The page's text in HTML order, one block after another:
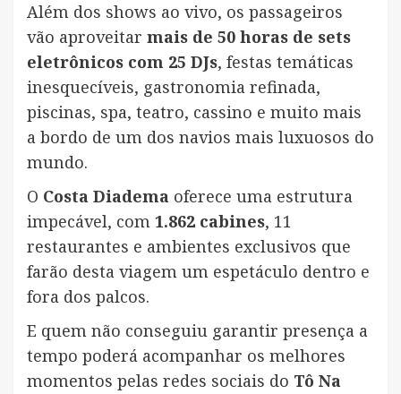
Além dos shows ao vivo, os passageiros
vão aproveitar mais de 50 horas de sets
eletrônicos com 25 DJs, festas temáticas
inesquecíveis, gastronomia refinada,
piscinas, spa, teatro, cassino e muito mais
a bordo de um dos navios mais luxuosos do
mundo.
O Costa Diadema oferece uma estrutura
impecável, com 1.862 cabines, 11
restaurantes e ambientes exclusivos que
farão desta viagem um espetáculo dentro e
fora dos palcos.
E quem não conseguiu garantir presença a
tempo poderá acompanhar os melhores
momentos pelas redes sociais do Tô Na